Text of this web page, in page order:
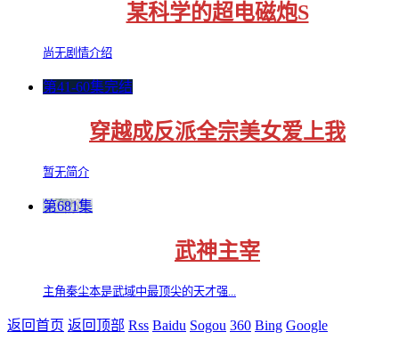
某科学的超电磁炮S
尚无剧情介绍
第41-60集完结
穿越成反派全宗美女爱上我
暂无简介
第681集
武神主宰
主角秦尘本是武域中最顶尖的天才强...
返回首页 返回顶部 Rss Baidu Sogou 360 Bing Google